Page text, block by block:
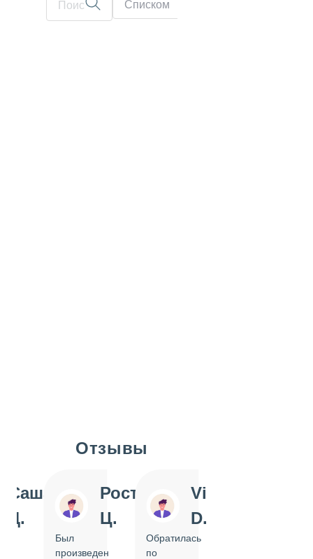
Списком
Отзывы
Саша
Д.
Ростислав
Ц.
Был
произведен
Vi
D.
Обратилась
по